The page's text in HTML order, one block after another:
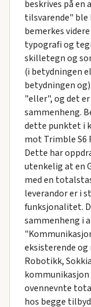
beskrives på
tilsvarende"
bemerkes
typografi og
skilletegn og
(i betydningen
betydningen
"eller", og det
sammenheng.
dette punktet i
mot Trimble S6
Dette har
utenkelig at en
med en
leverandor er i
funksjonalitet.
sammenheng i
eksisterende
Robotikk,
ovennevnte
hos begge